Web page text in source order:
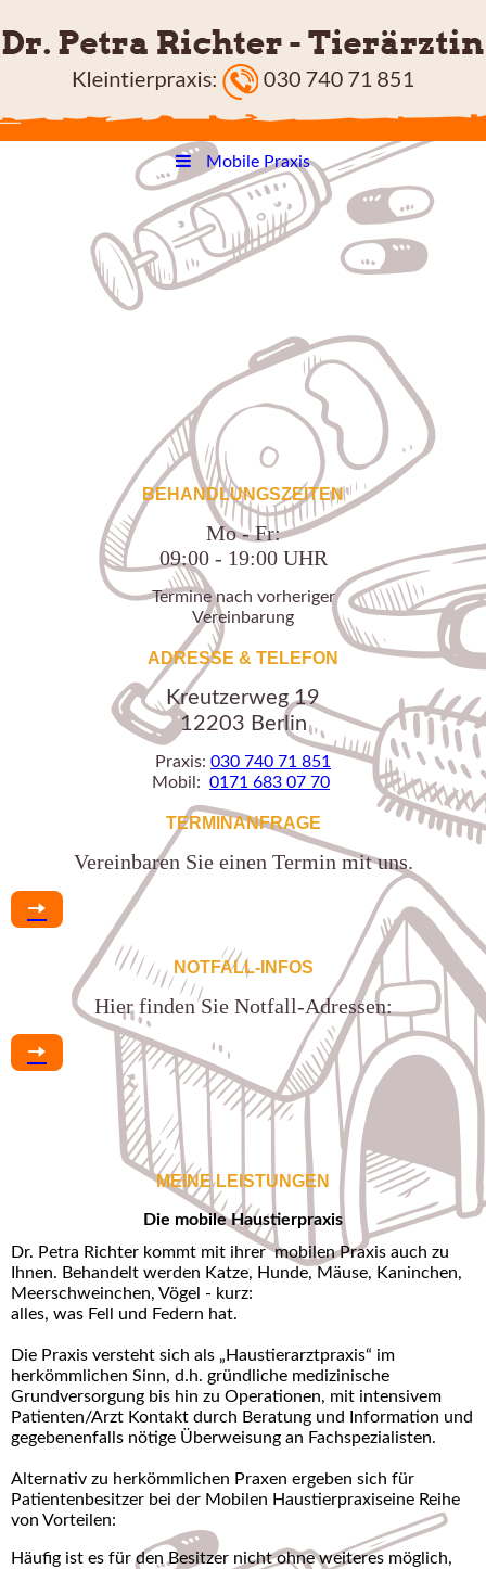
Mobile Praxis
BEHANDLUNGSZEITEN
Mo - Fr:
09:00 - 19:00 UHR
Termine nach vorheriger
Vereinbarung
ADRESSE & TELEFON
Kreutzerweg 19
12203 Berlin
Praxis: 030 740 71 851
Mobil: 0171 683 07 70
TERMINANFRAGE
Vereinbaren Sie einen Termin mit uns.
🠆
NOTFALL-INFOS
Hier finden Sie Notfall-Adressen:
🠆
MEINE LEISTUNGEN
Die mobile Haustierpraxis
Dr. Petra Richter kommt mit ihrer mobilen Praxis auch zu
Ihnen. Behandelt werden Katze, Hunde, Mäuse, Kaninchen,
Meerschweinchen, Vögel - kurz:
alles, was Fell und Federn hat.
Die Praxis versteht sich als „Haustierarztpraxis“ im
herkömmlichen Sinn, d.h. gründliche medizinische
Grundversorgung bis hin zu Operationen, mit intensivem
Patienten/Arzt Kontakt durch Beratung und Information und
gegebenenfalls nötige Überweisung an Fachspezialisten.
Alternativ zu herkömmlichen Praxen ergeben sich für
Patientenbesitzer bei der Mobilen Haustierpraxiseine Reihe
von Vorteilen:
Häufig ist es für den Besitzer nicht ohne weiteres möglich,